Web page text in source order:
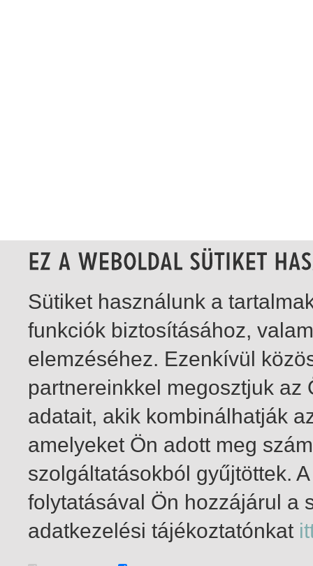
1-1 / insgesamt 1 Treffer
Sütiket használunk a
funkciók biztosításához,
elemzéséhez. Ezenkívül
partnereinkkel megosztjuk
adatait, akik kombinálhatják
amelyeket Ön adott meg
szolgáltatásokból gyűjtöttek.
folytatásával Ön hozzájárul a
adatkezelési tájékoztatónkat